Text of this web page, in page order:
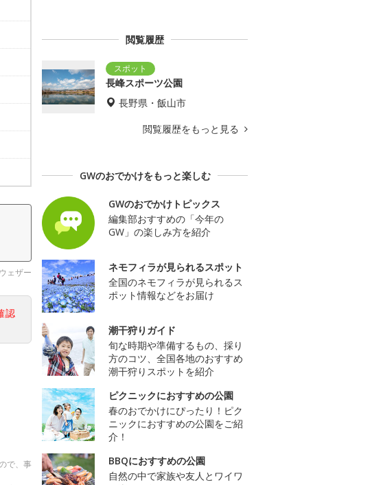
ェザー
認
で、事
閲覧履歴
長峰スポーツ公園
長野県・飯山市
閲覧履歴をもっと見る
GWのおでかけをもっと楽しむ
GWのおでかけトピックス
編集部おすすめの「今年の
GW」の楽しみ方を紹介
ネモフィラが見られるスポット
全国のネモフィラが見られるス
ポット情報などをお届け
潮干狩りガイド
旬な時期や準備するもの、採り
方のコツ、全国各地のおすすめ
潮干狩りスポットを紹介
ピクニックにおすすめの公園
春のおでかけにぴったり！ピク
ニックにおすすめの公園をご紹
介！
BBQにおすすめの公園
自然の中で家族や友人とワイワ